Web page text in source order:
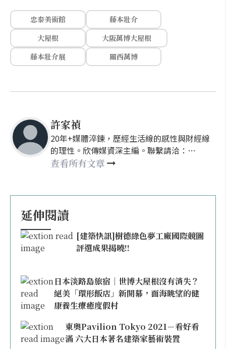
忠泰美術館
藤本壯介
大屋根
大阪萬博大屋根
藤本壯介展
關西萬博
許家禎
20年+媒體淬鍊，歷經生活線的感性與財經線
的理性。欣傳媒資深主編。聯繫請洽：
nellyhsu@xinmedia.com
查看所有文章
延伸閱讀
[建築快訊]樹德綠色夢工廠國際競圖
評選成果揭曉!!
日本淡路島旅宿｜世博大屋根沒有消失？
絕美「環形飯店」新開幕，面海眺望的健
康養生療癒度假村
東奧Pavilion Tokyo 2021－看好看
滿 六大日本著名建築家藝術裝置